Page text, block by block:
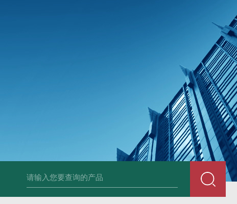
HT808300kg带座椅轮椅秤 血透室轮椅